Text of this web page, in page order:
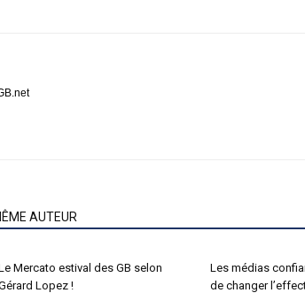
AUTEUR
Mercato estival des GB selon
Lopez !
Les médias
de changer